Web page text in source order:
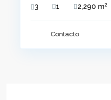
3 1 2,290 m2
Contacto